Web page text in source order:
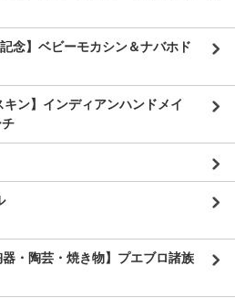
念】ベビーモカシン＆ナバホド
ン】インディアンハンドメイ
・陶芸・焼き物】プエブロ諸族